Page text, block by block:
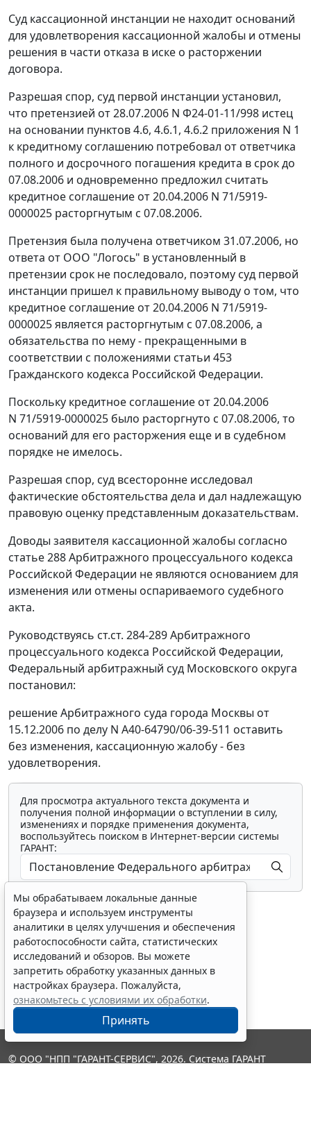
Суд кассационной инстанции не находит оснований
для удовлетворения кассационной жалобы и отмены
решения в части отказа в иске о расторжении
договора.
Разрешая спор, суд первой инстанции установил,
что претензией от 28.07.2006 N Ф24-01-11/998 истец
на основании пунктов 4.6, 4.6.1, 4.6.2 приложения N 1
к кредитному соглашению потребовал от ответчика
полного и досрочного погашения кредита в срок до
07.08.2006 и одновременно предложил считать
кредитное соглашение от 20.04.2006 N 71/5919-
0000025 расторгнутым с 07.08.2006.
Претензия была получена ответчиком 31.07.2006, но
ответа от ООО "Логось" в установленный в
претензии срок не последовало, поэтому суд первой
инстанции пришел к правильному выводу о том, что
кредитное соглашение от 20.04.2006 N 71/5919-
0000025 является расторгнутым с 07.08.2006, а
обязательства по нему - прекращенными в
соответствии с положениями статьи 453
Гражданского кодекса Российской Федерации.
Поскольку кредитное соглашение от 20.04.2006
N 71/5919-0000025 было расторгнуто с 07.08.2006, то
оснований для его расторжения еще и в судебном
порядке не имелось.
Разрешая спор, суд всесторонне исследовал
фактические обстоятельства дела и дал надлежащую
правовую оценку представленным доказательствам.
Доводы заявителя кассационной жалобы согласно
статье 288Арбитражного процессуального кодекса
Российской Федерации не являются основанием для
изменения или отмены оспариваемого судебного
акта.
Руководствуясь ст.ст. 284-289Арбитражного
процессуального кодекса Российской Федерации,
Федеральный арбитражный суд Московского округа
постановил:
решение Арбитражного суда города Москвы от
15.12.2006 по делу N А40-64790/06-39-511 оставить
без изменения, кассационную жалобу - без
удовлетворения.
Для просмотра актуального текста документа и
получения полной информации о вступлении в силу,
изменениях и порядке применения документа,
воспользуйтесь поиском в Интернет-версии системы
ГАРАНТ:
Показать все материалы
Мы обрабатываем локальные данные
браузера и используем инструменты
аналитики в целях улучшения и обеспечения
работоспособности сайта, статистических
исследований и обзоров. Вы можете
запретить обработку указанных данных в
настройках браузера. Пожалуйста,
ознакомьтесь с условиями их обработки.
Принять
© ООО "НПП "ГАРАНТ-СЕРВИС", 2026. Система ГАРАНТ